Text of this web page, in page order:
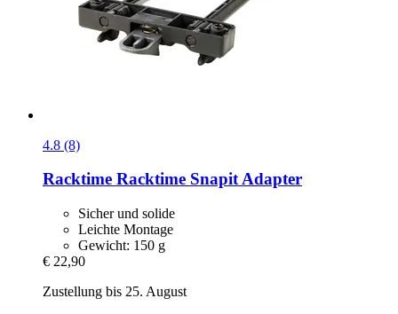
4.8 (8)
Racktime Racktime Snapit Adapter
Sicher und solide
Leichte Montage
Gewicht: 150 g
€ 22,90
Zustellung bis 25. August